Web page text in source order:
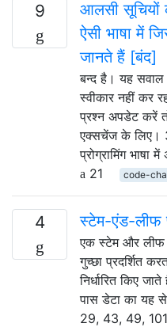
9
आलसी सूचियों
ऐसी भाषा में
जानते हैं [बंद]
बन्द है। यह सवाल
स्वीकार नहीं कर
प्रश्न अपडेट करें
एक्सचेंज के लिए।
प्रोग्रामिंग भाषा
21
code-
4 स्टेम-एंड-लीफ
एक स्टेम और लीफ
गुच्छा प्रदर्शित
निर्धारित किए
पास डेटा का यह
29, 43, 49,